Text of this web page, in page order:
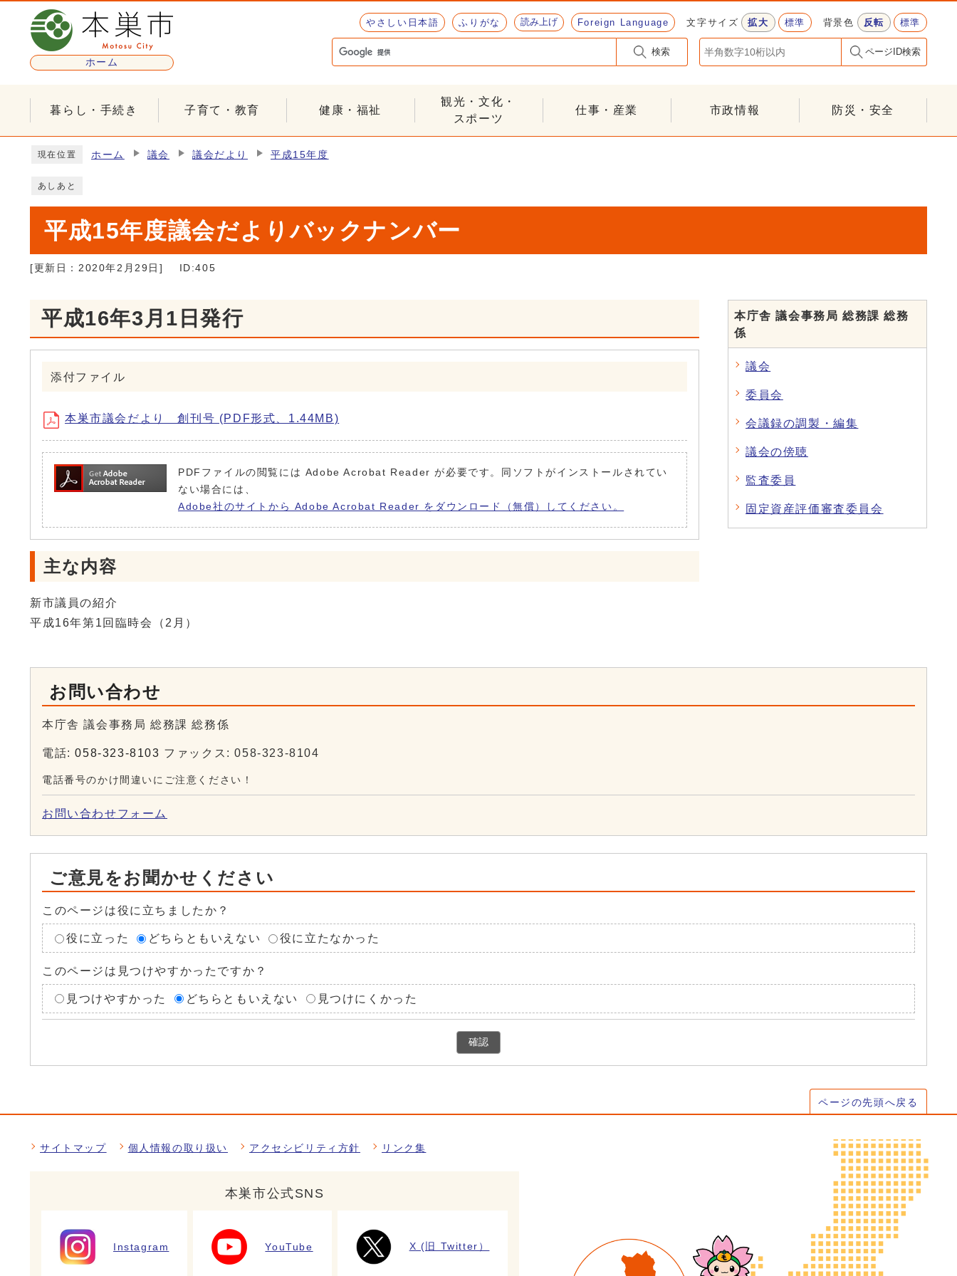
ページの先頭です
ホーム
やさしい日本語 ふりがな 読み上げ Foreign Language 文字サイズ 拡大 標準 背景色 反転 標準
検索 ページID検索
暮らし・手続き 子育て・教育 健康・福祉
観光・文化・
スポーツ
仕事・産業 市政情報 防災・安全
現在位置 ホーム 議会 議会だより 平成15年度
あしあと
平成15年度議会だよりバックナンバー
[更新日： 2020年2月29日 ] ID:405
平成16年3月1日発行
添付ファイル
本巣市議会だより 創刊号 (PDF形式、1.44MB)
PDFファイルの閲覧には Adobe Acrobat Reader が必要です。同ソフトがインストールされてい
ない場合には、
Adobe社のサイトから Adobe Acrobat Reader をダウンロード（無償）してください。
主な内容
新市議員の紹介
平成16年第1回臨時会（2月）
本庁舎 議会事務局 総務課 総務
係
議会
委員会
会議録の調製・編集
議会の傍聴
監査委員
固定資産評価審査委員会
お問い合わせ
本庁舎 議会事務局 総務課 総務係
電話:058-323-8103 ファックス: 058-323-8104
電話番号のかけ間違いにご注意ください！
お問い合わせフォーム
ご意見をお聞かせください
このページは役に立ちましたか？
役に立った どちらともいえない 役に立たなかった
このページは見つけやすかったですか？
見つけやすかった どちらともいえない 見つけにくかった
確認
ページの先頭へ戻る
サイトマップ 個人情報の取り扱い アクセシビリティ方針 リンク集
本巣市公式SNS
Instagram YouTube X (旧 Twitter）